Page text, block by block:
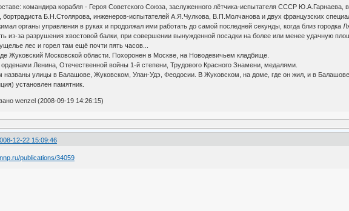
командира корабля - Героя Советского Союза, заслуженного лётчика-испытателя СССР
бортрадиста Б.Н.Столярова, инженеров-испытателей А.Я.Чулкова, В.П.Молчанова и двух французских
органы управления в руках и продолжал ими работать до самой последней секунды, когда близ городка
из-за разрушения хвостовой балки, при совершении вынужденной посадки на более или менее удачную
лес и горел там ещё почти пять часов...
Жуковский Московской области. Похоронен в Москве, на Новодевичьем кладбище.
Ленина, Отечественной войны 1-й степени, Трудового Красного Знамени, медалями.
улицы в Балашове, Жуковском, Улан-Удэ, Феодосии. В Жуковском, на доме, где он жил, и в
установлен памятник.
wenzel (2008-09-19 14:26:15)
12-22 15:09:46
publications/34059